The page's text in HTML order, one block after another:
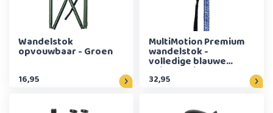
Wandelstok
opvouwbaar - Groen
16,95
MultiMotion Premium
wandelstok -
volledige blauwe
Paisley print
32,95